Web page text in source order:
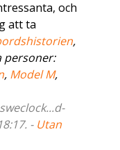
och
att ta
,
personer:
, Model M,
- Utan